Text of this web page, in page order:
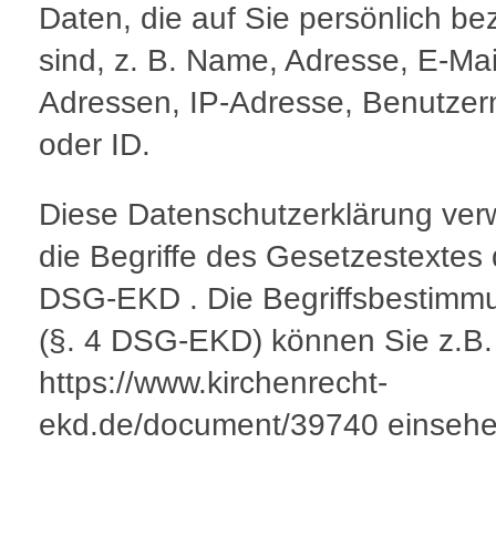
Daten, die auf Sie persönlich
sind, z. B. Name, Adresse, E-
Adressen, IP-Adresse,
oder ID.
Diese Datenschutzerklärung
die Begriffe des Gesetzestextes
DSG-EKD . Die
(§. 4 DSG-EKD) können Sie
https://www.kirchenrecht-
ekd.de/document/39740